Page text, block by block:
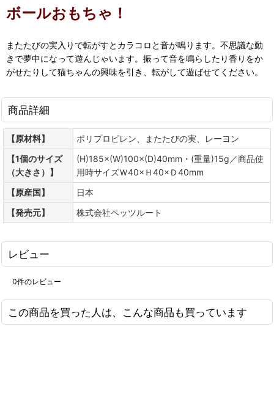
ボールおもちゃ！
またたびの実入りで転がすとカラコロと音が鳴ります。不思議な動
きで夢中になって遊んじゃいます。振って音を鳴らしたり香りをか
がせたりして猫ちゃんの興味を引き、転がして遊ばせてください。
商品詳細
【原材料】
ポリプロピレン、またたびの実、レーヨン
【1個のサイズ
（大きさ）】
(H)185×(W)100×(D)40mm・(重量)15g／商品使
用時サイズＷ40×Ｈ40×Ｄ40mm
【原産国】
日本
【発売元】
株式会社ペッツルート
レビュー
0件のレビュー
この商品を買った人は、こんな商品も買っています